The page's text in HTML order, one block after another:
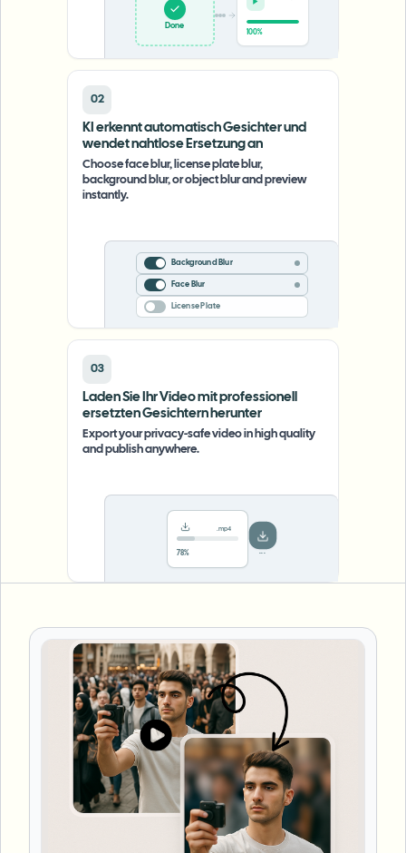
Upload
0%
02
KI erkennt automatisch Gesichter und
wendet nahtlose Ersetzung an
Choose face blur, license plate blur,
background blur, or object blur and preview
instantly.
Background Blur
Face Blur
License Plate
03
Laden Sie Ihr Video mit professionell
ersetzten Gesichtern herunter
Export your privacy-safe video in high quality
and publish anywhere.
.mp4
Saved! Done